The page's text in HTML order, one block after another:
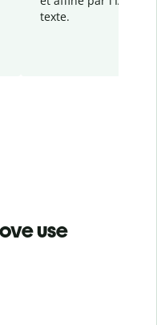
texte.
use